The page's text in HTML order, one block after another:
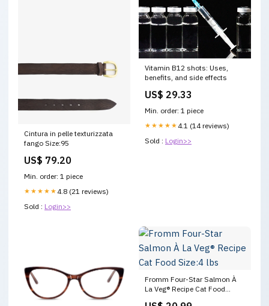
Cintura in pelle texturizzata
fango Size:95
US$ 79.20
Min. order: 1 piece
★★★★★ 4.8 (21 reviews)
Sold : Login>>
Vitamin B12 shots: Uses,
benefits, and side effects
US$ 29.33
Min. order: 1 piece
★★★★★ 4.1 (14 reviews)
Sold : Login>>
Fromm Four-Star Salmon À
La Veg® Recipe Cat Food